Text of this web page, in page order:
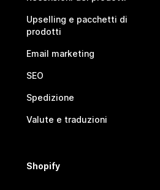
Upselling e pacchetti di
prodotti
Email marketing
SEO
Spedizione
Valute e traduzioni
Shopify